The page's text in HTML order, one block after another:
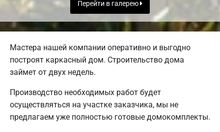
Перейти в галерею
Мастера нашей компании оперативно и выгодно
построят каркасный дом. Строительство дома
займет от двух недель.
Производство необходимых работ будет
осуществляться на участке заказчика, мы не
предлагаем уже полностью готовые домокомплекты.